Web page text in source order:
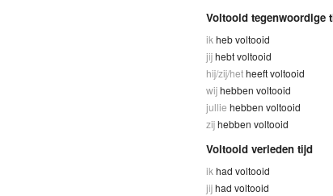
Voltooid tegenwoordige
ik heb voltooid
jijhebt voltooid
hij/zij/hetheeft voltooid
wijhebben voltooid
jullie hebben voltooid
zijhebben voltooid
Voltooid verleden tijd
ik had voltooid
jijhad voltooid